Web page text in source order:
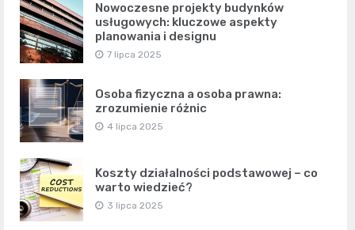
Nowoczesne projekty budynków
usługowych: kluczowe aspekty
planowania i designu
7 lipca 2025
Osoba fizyczna a osoba prawna:
zrozumienie różnic
4 lipca 2025
Koszty działalności podstawowej – co
warto wiedzieć?
3 lipca 2025